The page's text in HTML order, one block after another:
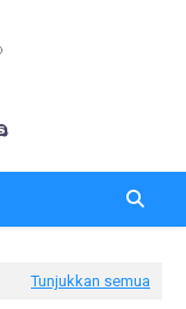
Tunjukkan semua